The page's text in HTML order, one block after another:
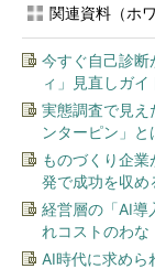
関連資料（ホ
今すぐ自己診
ィ」見直しガイ
実態調査で見え
ンターピン」と
ものづくり企
発で成功を収め
経営層の「AI
れコストのわな
AI時代に求め